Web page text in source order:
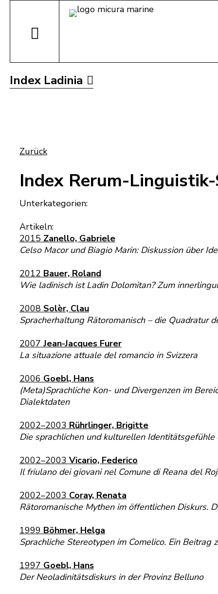
Index Ladinia
Zurück
Index Rerum-
Unterkategorien:
Artikeln:
2015 Zanello, Gabriele
Celso Macor und Biagio Marin: Diskussion über
2012 Bauer, Roland
Wie ladinisch ist Ladin Dolomitan? Zum
2008 Solèr, Clau
Spracherhaltung Rätoromanisch – die Quadratur
2007 Jean-Jacques Furer
La situazione attuale del romancio in Svizzera
2006 Goebl, Hans
(Meta)Sprachliche Kon- und Divergenzen im
Dialektdaten
2002–2003 Rührlinger, Brigitte
Die sprachlichen und kulturellen
2002–2003 Vicario, Federico
Il friulano dei giovani nel Comune di Reana del
2002–2003 Coray, Renata
Rätoromanische Mythen im öffentlichen Diskurs.
1999 Böhmer, Helga
Sprachliche Stereotypen im Comelico. Ein
1997 Goebl, Hans
Der Neoladinitätsdiskurs in der Provinz Belluno